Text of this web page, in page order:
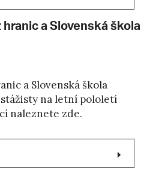
a Slovenská škola
a Slovenská škola
na letní pololetí
naleznete zde.